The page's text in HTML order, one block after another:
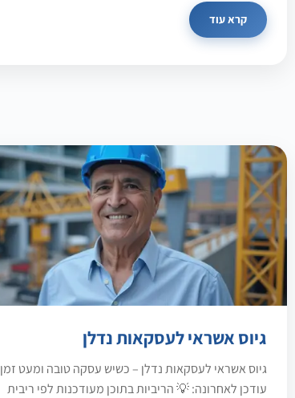
קרא עוד
גיוס אשראי לעסקאות נדלן
גיוס אשראי לעסקאות נדלן – כשיש עסקה טובה ומעט זמן
עודכן לאחרונה: 💡 הריביות בתוכן מעודכנות לפי ריבית